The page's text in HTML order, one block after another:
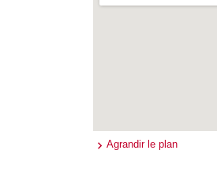
Agrandir le plan